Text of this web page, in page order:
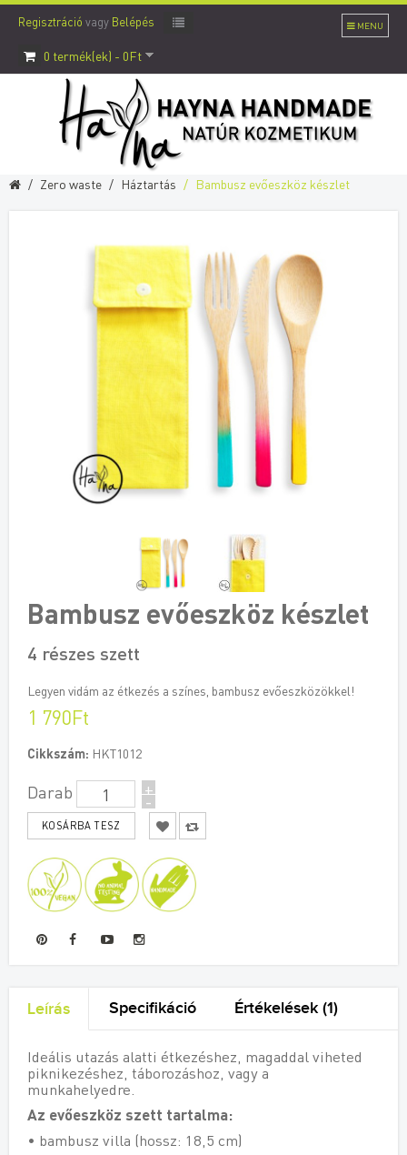
Regisztráció vagy Belépés MENU
0 termék(ek) - 0Ft
Zero waste Háztartás Bambusz evőeszköz készlet
Bambusz evőeszköz készlet
4 részes szett
Legyen vidám az étkezés a színes, bambusz evőeszközökkel!
1 790Ft
Cikkszám: HKT1012
Darab +
-
Leírás Specifikáció Értékelések (1)
Ideális utazás alatti étkezéshez, magaddal viheted
piknikezéshez, táborozáshoz, vagy a
munkahelyedre.
Az evőeszköz szett tartalma:
• bambusz villa (hossz: 18,5 cm)